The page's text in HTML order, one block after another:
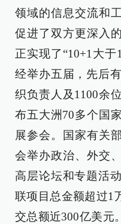
领域的信息交流和
促进了双方更深入
正实现了“10+1大
经举办五届，先后
织负责人及1100余
布五大洲70多个国
展参会。国家有关
会举办政治、外交
高层论坛和专题活
联项目总金额超过1
交总额近300亿美元